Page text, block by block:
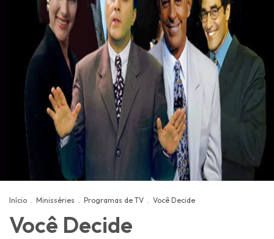
Início . Minisséries . Programas de TV . Você Decide
Você Decide